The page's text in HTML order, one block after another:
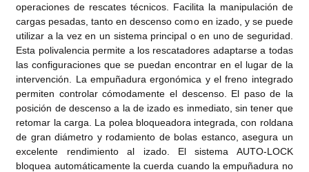
operaciones de rescates técnicos. Facilita la manipulación de
cargas pesadas, tanto en descenso como en izado, y se puede
utilizar a la vez en un sistema principal o en uno de seguridad.
Esta polivalencia permite a los rescatadores adaptarse a todas
las configuraciones que se puedan encontrar en el lugar de la
intervención. La empuñadura ergonómica y el freno integrado
permiten controlar cómodamente el descenso. El paso de la
posición de descenso a la de izado es inmediato, sin tener que
retomar la carga. La polea bloqueadora integrada, con roldana
de gran diámetro y rodamiento de bolas estanco, asegura un
excelente rendimiento al izado. El sistema AUTO-LOCK
bloquea automáticamente la cuerda cuando la empuñadura no